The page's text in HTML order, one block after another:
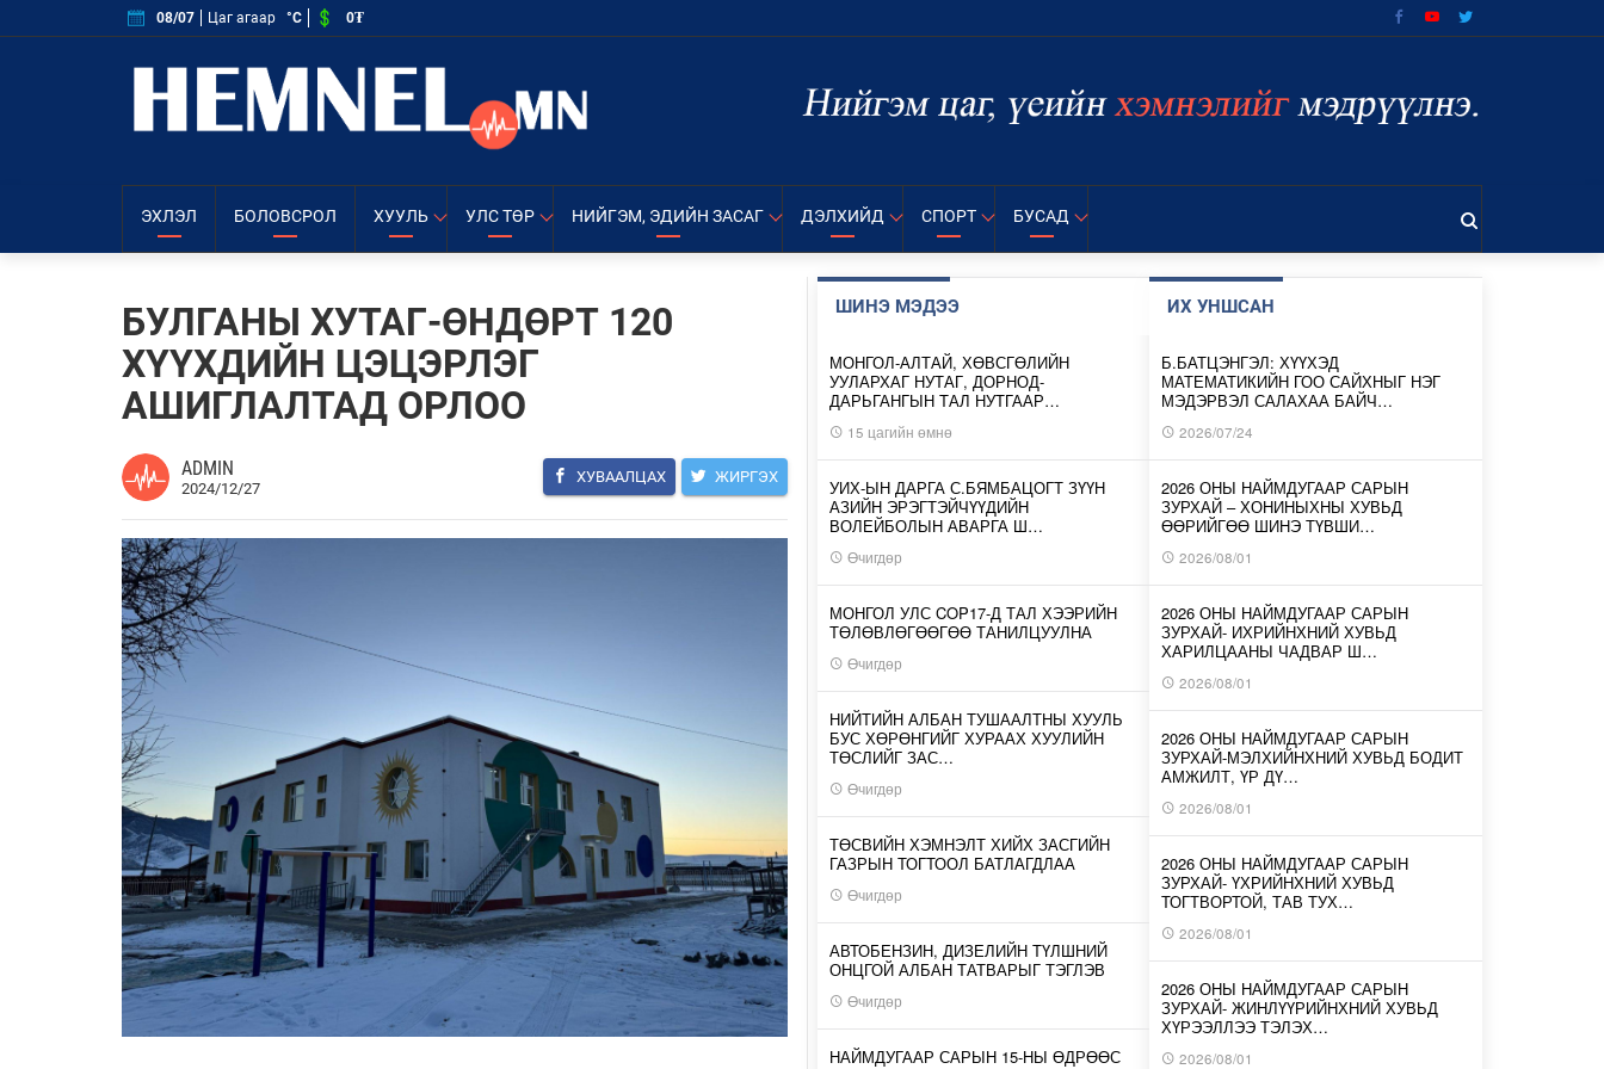
08/07 Цаг агаар °C 0₮
ЭХЛЭЛ БОЛОВСРОЛ ХУУЛЬ УЛС ТӨР НИЙГЭМ, ЭДИЙН ЗАСАГ ДЭЛХИЙД СПОРТ БУСАД
БУЛГАНЫ ХУТАГ-ӨНДӨРТ 120
ХҮҮХДИЙН ЦЭЦЭРЛЭГ
АШИГЛАЛТАД ОРЛОО
ADMIN
2024/12/27
ХУВААЛЦАХ ЖИРГЭХ
ШИНЭ МЭДЭЭ
МОНГОЛ-АЛТАЙ, ХӨВСГӨЛИЙН
УУЛАРХАГ НУТАГ, ДОРНОД-
ДАРЬГАНГЫН ТАЛ НУТГААР…
15 цагийн өмнө
УИХ-ЫН ДАРГА С.БЯМБАЦОГТ ЗҮҮН
АЗИЙН ЭРЭГТЭЙЧҮҮДИЙН
ВОЛЕЙБОЛЫН АВАРГА Ш…
Өчигдөр
МОНГОЛ УЛС COP17-Д ТАЛ ХЭЭРИЙН
ТӨЛӨВЛӨГӨӨГӨӨ ТАНИЛЦУУЛНА
Өчигдөр
НИЙТИЙН АЛБАН ТУШААЛТНЫ ХУУЛЬ
БУС ХӨРӨНГИЙГ ХУРААХ ХУУЛИЙН
ТӨСЛИЙГ ЗАС…
Өчигдөр
ТӨСВИЙН ХЭМНЭЛТ ХИЙХ ЗАСГИЙН
ГАЗРЫН ТОГТООЛ БАТЛАГДЛАА
Өчигдөр
АВТОБЕНЗИН, ДИЗЕЛИЙН ТҮЛШНИЙ
ОНЦГОЙ АЛБАН ТАТВАРЫГ ТЭГЛЭВ
Өчигдөр
НАЙМДУГААР САРЫН 15-НЫ ӨДРӨӨС
ИХ УНШСАН
Б.БАТЦЭНГЭЛ: ХҮҮХЭД
МАТЕМАТИКИЙН ГОО САЙХНЫГ НЭГ
МЭДЭРВЭЛ САЛАХАА БАЙЧ…
2026/07/24
2026 ОНЫ НАЙМДУГААР САРЫН
ЗУРХАЙ – ХОНИНЫХНЫ ХУВЬД
ӨӨРИЙГӨӨ ШИНЭ ТҮВШИ…
2026/08/01
2026 ОНЫ НАЙМДУГААР САРЫН
ЗУРХАЙ- ИХРИЙНХНИЙ ХУВЬД
ХАРИЛЦААНЫ ЧАДВАР Ш…
2026/08/01
2026 ОНЫ НАЙМДУГААР САРЫН
ЗУРХАЙ-МЭЛХИЙНХНИЙ ХУВЬД БОДИТ
АМЖИЛТ, ҮР ДҮ…
2026/08/01
2026 ОНЫ НАЙМДУГААР САРЫН
ЗУРХАЙ- ҮХРИЙНХНИЙ ХУВЬД
ТОГТВОРТОЙ, ТАВ ТУХ…
2026/08/01
2026 ОНЫ НАЙМДУГААР САРЫН
ЗУРХАЙ- ЖИНЛҮҮРИЙНХНИЙ ХУВЬД
ХҮРЭЭЛЛЭЭ ТЭЛЭХ…
2026/08/01